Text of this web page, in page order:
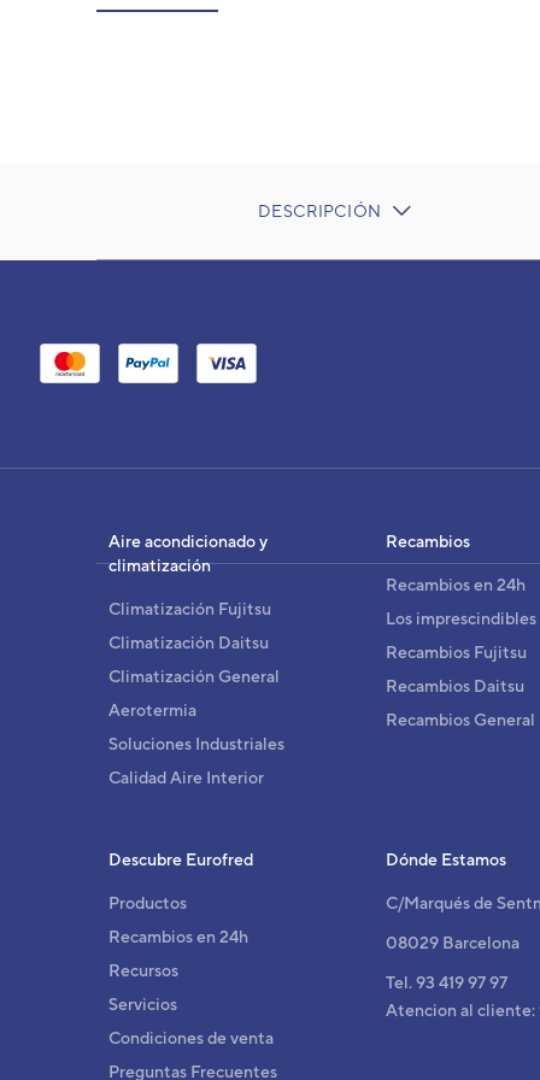
CURRENT
DESCRIPCIÓN
Aire acondicionado y
climatización
Climatización Fujitsu
Climatización Daitsu
Climatización General
Aerotermia
Soluciones Industriales
Calidad Aire Interior
Recambios
Recambios en 24h
Los imprescindibles
Recambios Fujitsu
Recambios Daitsu
Recambios General
Descubre Eurofred
Productos
Recambios en 24h
Recursos
Servicios
Condiciones de venta
Preguntas Frecuentes
Dónde Estamos
C/Marqués de
08029 Barcelona
Tel. 93 419 97 97
Atencion al cliente: